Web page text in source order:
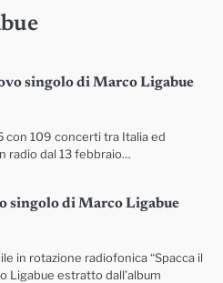
singolo di Marco Ligabue
con 109 concerti tra Italia ed
radio dal 13 febbraio…
singolo di Marco Ligabue
in rotazione radiofonica “Spacca il
Ligabue estratto dall’album